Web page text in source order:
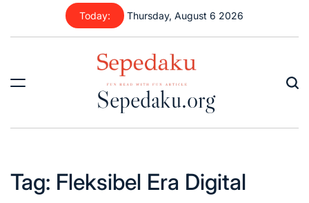
content
Today: Thursday, August 6 2026
Sepedaku.org
Tag: Fleksibel Era Digital